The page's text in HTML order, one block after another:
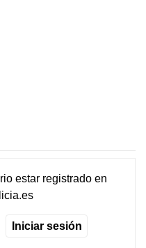
estar registradoen
Iniciar sesión